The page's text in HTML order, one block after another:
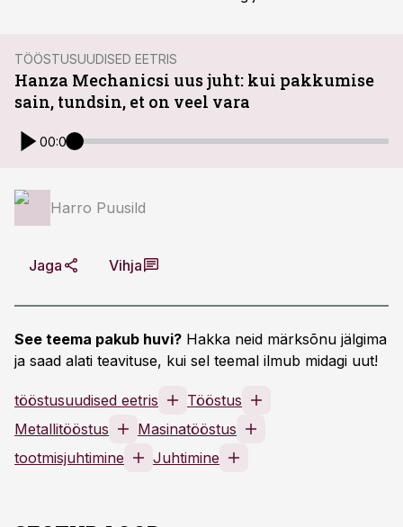
TÖÖSTUSUUDISED EETRIS
Hanza Mechanicsi uus juht: kui pakkumise
sain, tundsin, et on veel vara
00:00
Harro Puusild
Jaga Vihja
See teema pakub huvi? Hakka neid märksõnu jälgima
ja saad alati teavituse, kui sel teemal ilmub midagi uut!
tööstusuudised eetris
Tööstus
Metallitööstus
Masinatööstus
tootmisjuhtimine
Juhtimine